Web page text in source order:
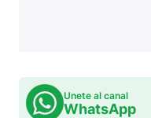
Unete al canal
WhatsApp